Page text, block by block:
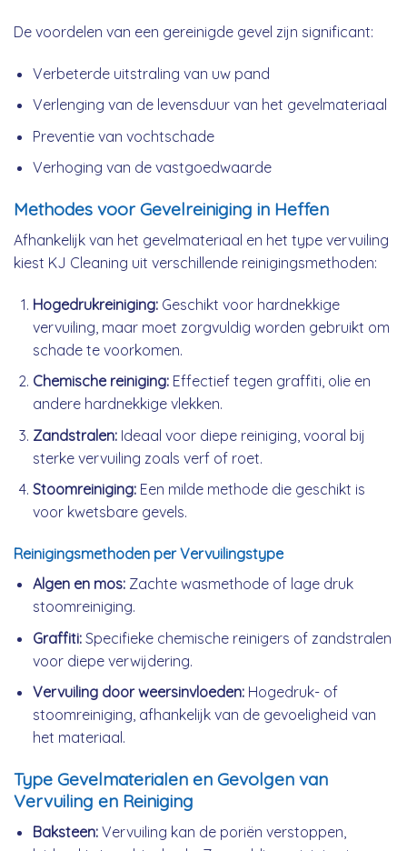
De voordelen van een gereinigde gevel zijn significant:
Verbeterde uitstraling van uw pand
Verlenging van de levensduur van het gevelmateriaal
Preventie van vochtschade
Verhoging van de vastgoedwaarde
Methodes voor Gevelreiniging in Heffen
Afhankelijk van het gevelmateriaal en het type vervuiling
kiest KJ Cleaning uit verschillende reinigingsmethoden:
Hogedrukreiniging:Geschikt voor hardnekkige
vervuiling, maar moet zorgvuldig worden gebruikt om
schade te voorkomen.
Chemische reiniging:Effectief tegen graffiti, olie en
andere hardnekkige vlekken.
Zandstralen:Ideaal voor diepe reiniging, vooral bij
sterke vervuiling zoals verf of roet.
Stoomreiniging:Een milde methode die geschikt is
voor kwetsbare gevels.
Reinigingsmethoden per Vervuilingstype
Algen en mos:Zachte wasmethode of lage druk
stoomreiniging.
Graffiti:Specifieke chemische reinigers of zandstralen
voor diepe verwijdering.
Vervuiling door weersinvloeden:Hogedruk- of
stoomreiniging, afhankelijk van de gevoeligheid van
het materiaal.
Type Gevelmaterialen en Gevolgen van
Vervuiling en Reiniging
Baksteen:Vervuiling kan de poriën verstoppen,